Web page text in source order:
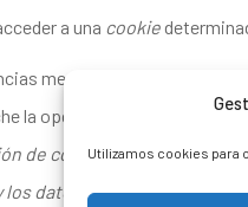
Utilizamos cookies para
a una cookie
mediante el menú
la opción
Mostrar
de contenido.
los datos de sitios.